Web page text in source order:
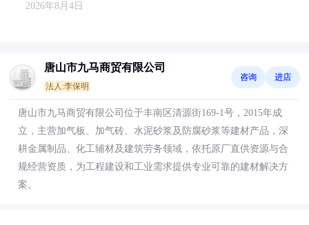
2026年8月4日
唐山市九马商贸有限公司
法人:李保明
咨询 进店
唐山市九马商贸有限公司位于丰南区清源街169-1号，2015年成
立，主营加气板、加气砖、水泥砂浆及防腐砂浆等建材产品，深
耕金属制品、化工辅材及建筑劳务领域，依托原厂直供资源与合
规经营资质，为工程建设和工业需求提供专业可靠的建材解决方
案。